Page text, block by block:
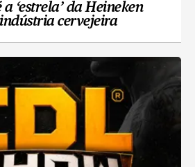
‘estrela’ da Heineken
cervejeira